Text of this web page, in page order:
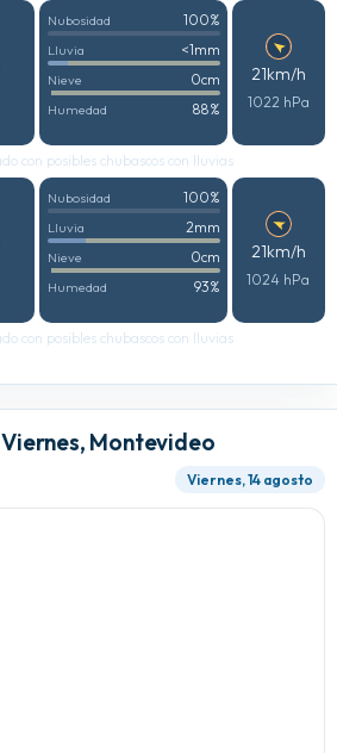
Nubosidad 100%
Lluvia <1mm
Nieve 0cm
Humedad 88%
21km/h
1022 hPa
con posibles chubascos con lluvias
Nubosidad 100%
Lluvia 2mm
Nieve 0cm
Humedad 93%
21km/h
1024 hPa
con posibles chubascos con lluvias
Montevideo
Viernes, 14 agosto